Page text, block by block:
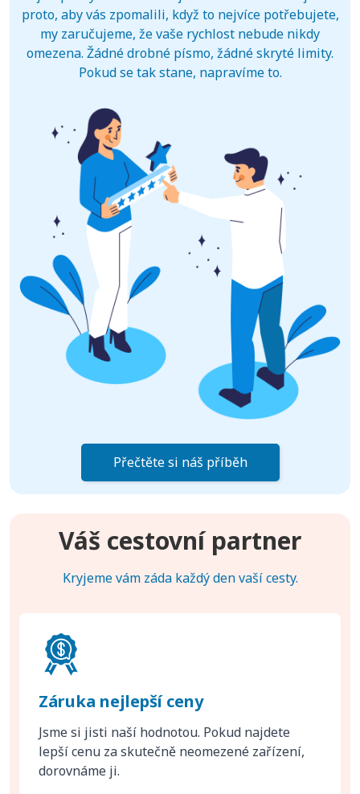
proto, aby vás zpomalili, když to nejvíce potřebujete,
my zaručujeme, že vaše rychlost nebude nikdy
omezena. Žádné drobné písmo, žádné skryté limity.
Pokud se tak stane, napravíme to.
Přečtěte si náš příběh
Váš cestovní partner
Kryjeme vám záda každý den vaší cesty.
Záruka nejlepší ceny
Jsme si jisti naší hodnotou. Pokud najdete
lepší cenu za skutečně neomezené zařízení,
dorovnáme ji.